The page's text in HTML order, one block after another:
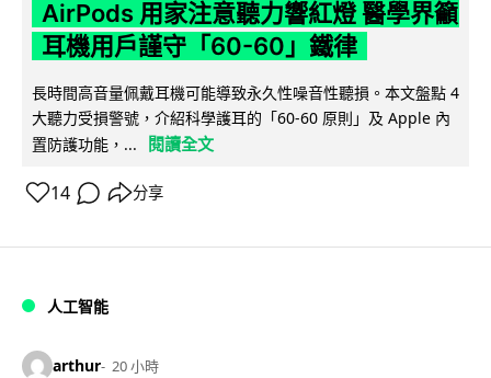
AirPods 用家注意聽力響紅燈 醫學界籲
耳機用戶謹守「60-60」鐵律
長時間高音量佩戴耳機可能導致永久性噪音性聽損。本文盤點 4
大聽力受損警號，介紹科學護耳的「60-60 原則」及 Apple 內
置防護功能，...
閱讀全文
14 分享
人工智能
arthur 20 小時